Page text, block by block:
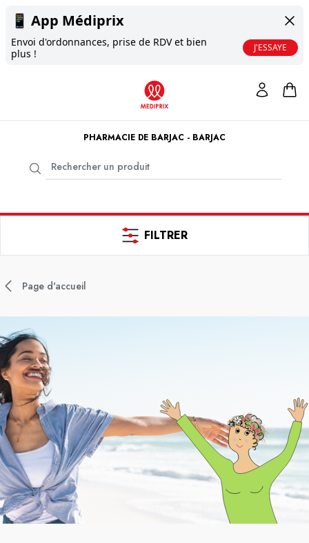
📱 App Médiprix
Envoi d'ordonnances, prise de RDV et bien
plus !
J'ESSAYE
PHARMACIE DE BARJAC - BARJAC
FILTRER
Page d'accueil